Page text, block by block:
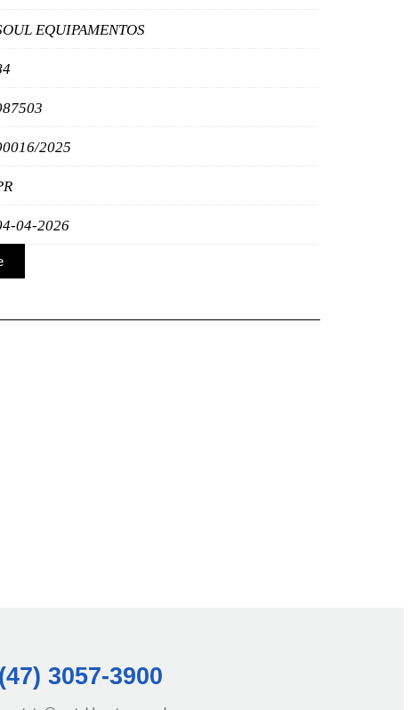
EQUIPAMENTOS
2025
04-2026
(47) 3057-3900